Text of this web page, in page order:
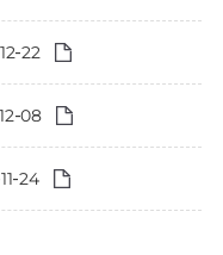
22
08
24